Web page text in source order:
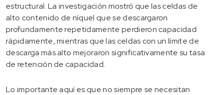
estructural. La investigación mostró que las celdas de
alto contenido de níquel que se descargaron
profundamente repetidamente perdieron capacidad
rápidamente, mientras que las celdas con un límite de
descarga más alto mejoraron significativamente su tasa
de retención de capacidad.
Lo importante aquí es que no siempre se necesitan